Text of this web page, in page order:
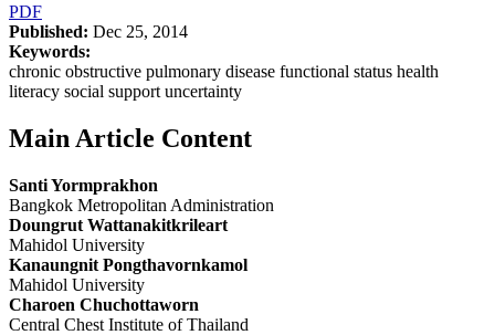
PDF
Published: Dec 25, 2014
Keywords:
chronic obstructive pulmonary disease functional status health
literacy social support uncertainty
Main Article Content
Santi Yormprakhon
Bangkok Metropolitan Administration
Doungrut Wattanakitkrileart
Mahidol University
Kanaungnit Pongthavornkamol
Mahidol University
Charoen Chuchottaworn
Central Chest Institute of Thailand